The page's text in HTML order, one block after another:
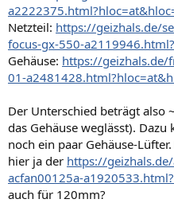
Netzteil: https://geizhals.de/
focus-gx-550-
Gehäuse: https://geizhals.de/
01-
Der Unterschied beträgt also
das Gehäuse weglässt).
noch ein paar Gehäuse-
hier ja der https://
acfan00125a-
auch für 120mm?